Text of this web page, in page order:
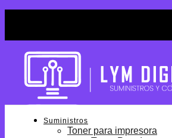
Suministros
Toner para impresora